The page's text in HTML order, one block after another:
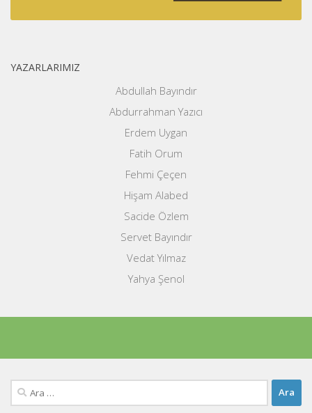
YAZARLARIMIZ
Abdullah Bayındır
Abdurrahman Yazıcı
Erdem Uygan
Fatih Orum
Fehmi Çeçen
Hişam Alabed
Sacide Özlem
Servet Bayındır
Vedat Yılmaz
Yahya Şenol
Arama: